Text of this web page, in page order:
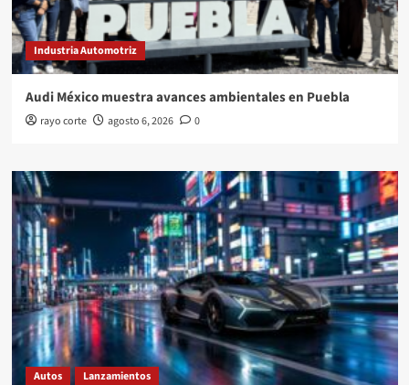
Industria Automotriz
Audi México muestra avances ambientales en Puebla
rayo corte agosto 6, 2026 0
Autos Lanzamientos